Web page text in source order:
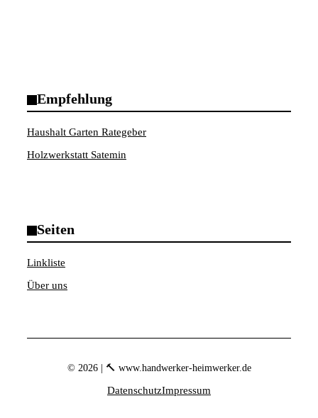
Empfehlung
Haushalt Garten Rategeber
Holzwerkstatt Satemin
Seiten
Linkliste
Über uns
© 2026 | 🔨 www.handwerker-heimwerker.de
DatenschutzImpressum